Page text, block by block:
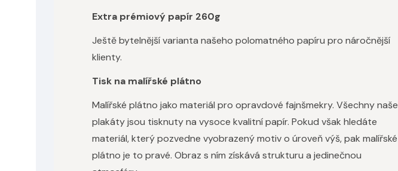
Extra prémiový papír 260g
Ještě bytelnější varianta našeho polomatného papíru pro náročnější
klienty.
Tisk na malířské plátno
Malířské plátno jako materiál pro opravdové fajnšmekry. Všechny naše
plakáty jsou tisknuty na vysoce kvalitní papír. Pokud však hledáte
materiál, který pozvedne vyobrazený motiv o úroveň výš, pak malířské
plátno je to pravé. Obraz s ním získává strukturu a jedinečnou